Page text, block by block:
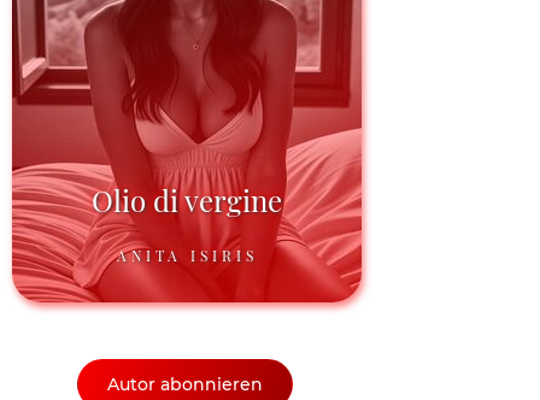
Olio di vergine
ANITA ISIRIS
Autor abonnieren